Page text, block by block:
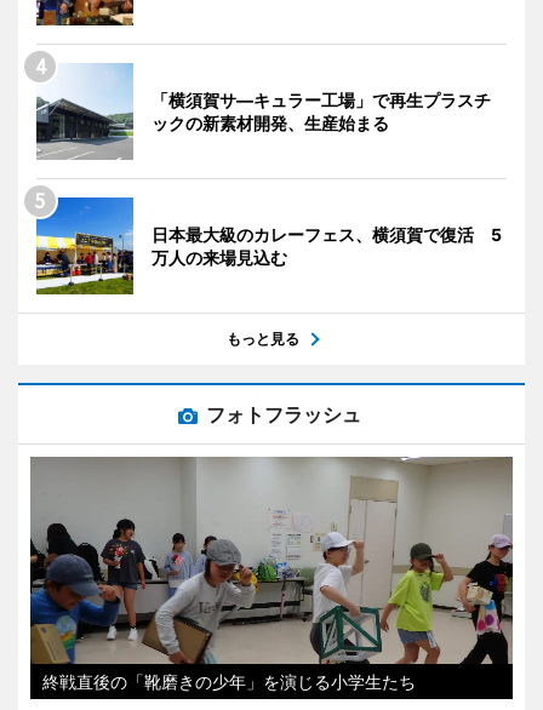
「横須賀サ―キュラー工場」で再生プラスチ
ックの新素材開発、生産始まる
日本最大級のカレーフェス、横須賀で復活 5
万人の来場見込む
もっと見る
フォトフラッシュ
終戦直後の「靴磨きの少年」を演じる小学生たち